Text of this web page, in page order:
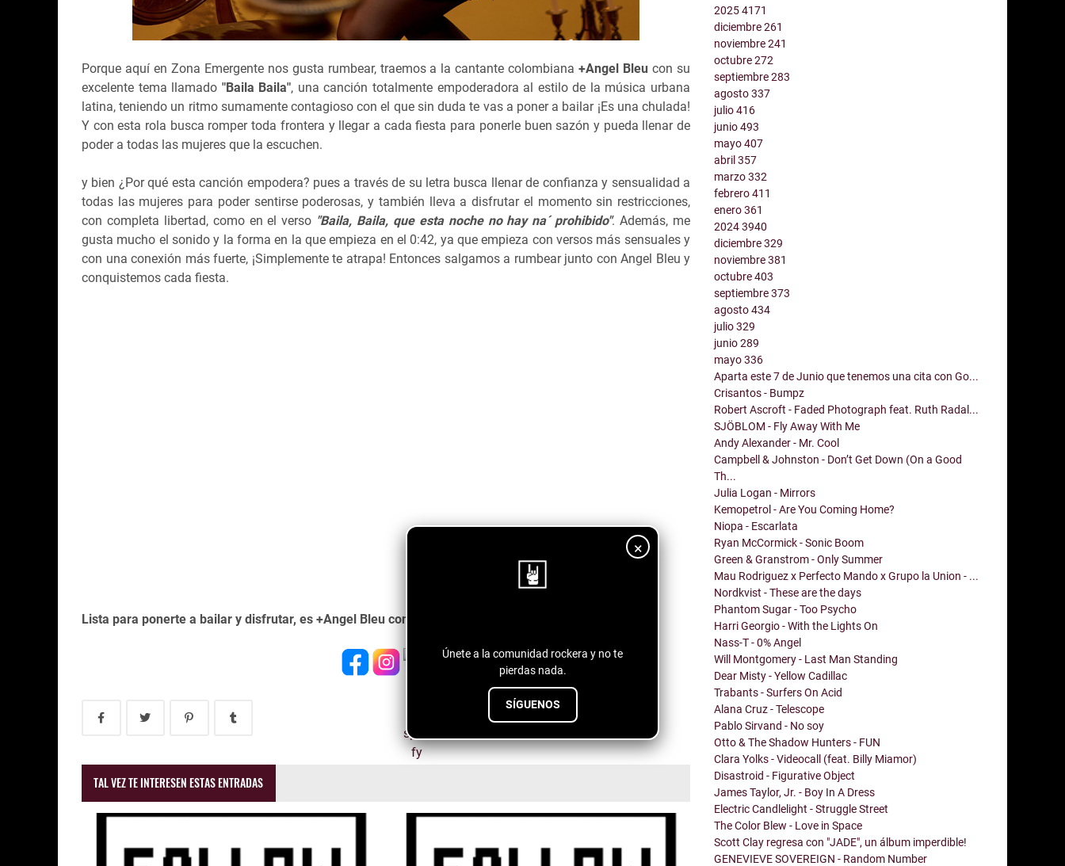
×
Únete a la comunidad rockera y no te
pierdas nada.
SÍGUENOS
Porque aquí en Zona Emergente nos gusta rumbear, traemos a la cantante colombiana+Angel Bleucon su
excelente tema llamado "Baila Baila", una canción totalmente empoderadora al estilo de la música urbana
latina, teniendo un ritmo sumamente contagioso con el que sin duda te vas a poner a bailar ¡Es una chulada!
Y con esta rola busca romper toda frontera y llegar a cada fiesta para ponerle buen sazón y pueda llenar de
poder a todas las mujeres que la escuchen.
y bien ¿Por qué esta canción empodera? pues a través de su letra busca llenar de confianza y sensualidad a
todas las mujeres para poder sentirse poderosas, y también lleva a disfrutar el momento sin restricciones,
con completa libertad, como en el verso "Baila, Baila, que esta noche no hay na´ prohibido". Además, me
gusta mucho el sonido y la forma en la que empieza en el 0:42, ya que empieza con versos más sensuales y
con una conexión más fuerte, ¡Simplemente te atrapa! Entonces salgamos a rumbear junto con Angel Bleu y
conquistemos cada fiesta.
Lista para ponerte a bailar y disfrutar, es +Angel Bleu con su tema "Baila Baila"
TAL VEZ TE INTERESEN ESTAS ENTRADAS
20254171
diciembre261
noviembre241
octubre272
septiembre283
agosto337
julio416
junio493
mayo407
abril357
marzo332
febrero411
enero361
20243940
diciembre329
noviembre381
octubre403
septiembre373
agosto434
julio329
junio289
mayo336
Aparta este 7 de Junio que tenemos una cita con Go...
Crisantos - Bumpz
Robert Ascroft - Faded Photograph feat. Ruth Radal...
SJÖBLOM - Fly Away With Me
Andy Alexander - Mr. Cool
Campbell & Johnston - Don’t Get Down (On a Good
Th...
Julia Logan - Mirrors
Kemopetrol - Are You Coming Home?
Niopa - Escarlata
Ryan McCormick - Sonic Boom
Green & Granstrom - Only Summer
Mau Rodriguez x Perfecto Mando x Grupo la Union - ...
Nordkvist - These are the days
Phantom Sugar - Too Psycho
Harri Georgio - With the Lights On
Nass-T - 0% Angel
Will Montgomery - Last Man Standing
Dear Misty - Yellow Cadillac
Trabants - Surfers On Acid
Alana Cruz - Telescope
Pablo Sirvand - No soy
Otto & The Shadow Hunters - FUN
Clara Yolks - Videocall (feat. Billy Miamor)
Disastroid - Figurative Object
James Taylor, Jr. - Boy In A Dress
Electric Candlelight - Struggle Street
The Color Blew - Love in Space
Scott Clay regresa con "JADE", un álbum imperdible!
GENEVIEVE SOVEREIGN - Random Number